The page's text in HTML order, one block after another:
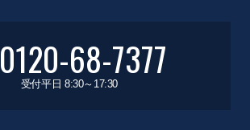
0120-68-7377
受付平日 8:30～17:30